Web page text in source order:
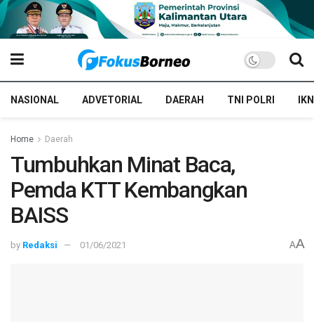
NASIONAL ADVETORIAL DAERAH TNI POLRI IKN
Home Daerah
Tumbuhkan Minat Baca,
Pemda KTT Kembangkan
BAISS
by Redaksi 01/06/2021 AA